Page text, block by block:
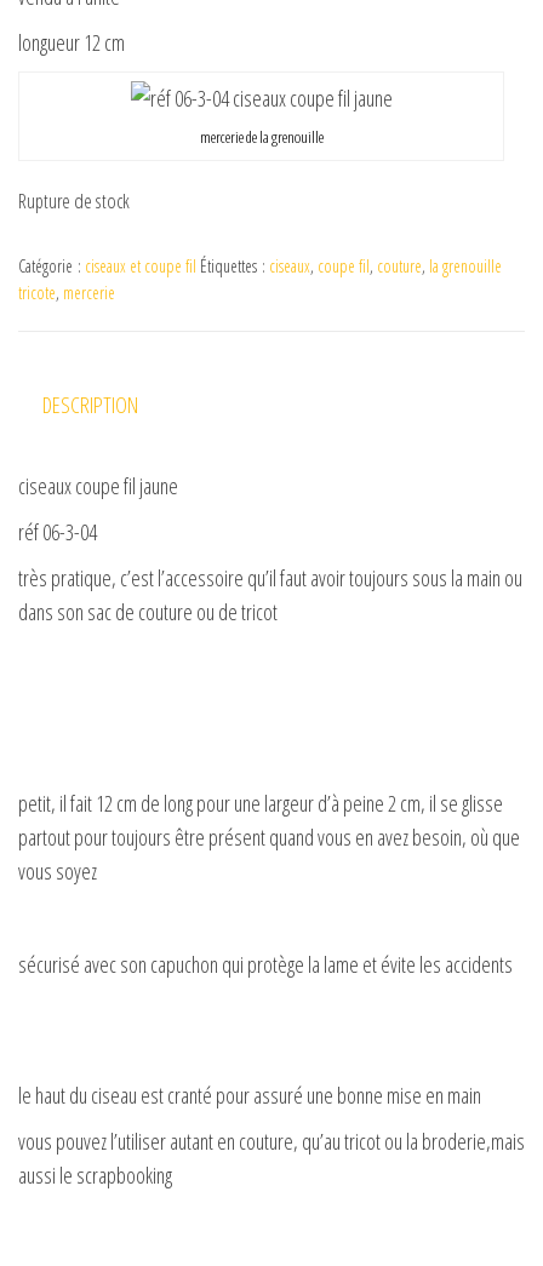
longueur 12 cm
mercerie de la grenouille
Rupture de stock
Catégorie : ciseaux et coupe fil Étiquettes : ciseaux, coupe fil, couture, la grenouille
tricote, mercerie
DESCRIPTION
ciseaux coupe fil jaune
réf 06-3-04
très pratique, c’est l’accessoire qu’il faut avoir toujours sous la main ou
dans son sac de couture ou de tricot
petit, il fait 12 cm de long pour une largeur d’à peine 2 cm, il se glisse
partout pour toujours être présent quand vous en avez besoin, où que
vous soyez
sécurisé avec son capuchon qui protège la lame et évite les accidents
le haut du ciseau est cranté pour assuré une bonne mise en main
vous pouvez l’utiliser autant en couture, qu’au tricot ou la broderie,mais
aussi le scrapbooking